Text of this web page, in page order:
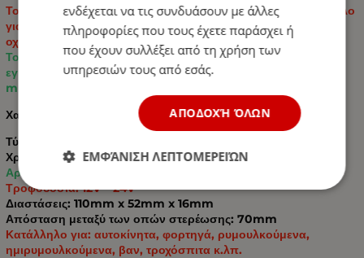
Το φωτιστικό είναι εξοπλισμένο με 30 διόδους LED, κατάλληλο
για φορτηγά, ρυμουλκούμενα, βαν, τροχόσπιτα και άλλα
οχήματα με εγκατάσταση 12V–24V.
Το συμπαγές και ανθεκτικό περίβλημα επιτρέπει την εύκολη
εγκατάσταση μέσω δύο οπών στερέωσης με απόσταση 70
mm.
Χαρακτηριστικά:
Τύπος: Φωτιστικό σήμανσης LED
Χρώμα: Κίτρινο / Κεχριμπαρένιο
Αριθμός διόδων: 30 LED
Τροφοδοσία: 12V – 24V
Διαστάσεις: 110mm x 52mm x 16mm
Απόσταση μεταξύ των οπών στερέωσης: 70mm
Κατάλληλο για: αυτοκίνητα, φορτηγά, ρυμουλκούμενα,
ημιρυμουλκούμενα, βαν, τροχόσπιτα κ.λπ.
ενδέχεται να τις συνδυάσουν με άλλες
πληροφορίες που τους έχετε παράσχει ή
που έχουν συλλέξει από τη χρήση των
υπηρεσιών τους από εσάς.
ΑΠΟΔΟΧΉ ΌΛΩΝ
ΕΜΦΆΝΙΣΗ ΛΕΠΤΟΜΕΡΕΙΏΝ